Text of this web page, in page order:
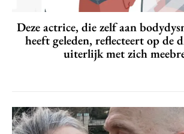
Deze actrice, die zelf aan
heeft geleden, reflecteert op de
uiterlijk met zich